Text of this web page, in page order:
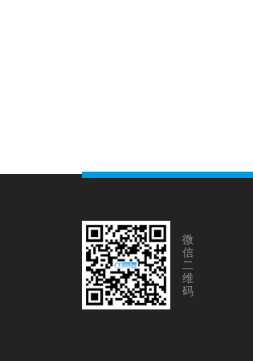
微
信
二
维
码